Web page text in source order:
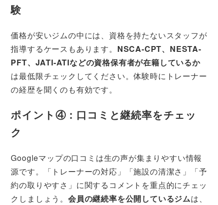
験
価格が安いジムの中には、資格を持たないスタッフが
指導するケースもあります。 NSCA-CPT、NESTA-
PFT、JATI-ATIなどの資格保有者が在籍しているか
は最低限チェックしてください。体験時にトレーナー
の経歴を聞くのも有効です。
ポイント④：口コミと継続率をチェッ
ク
Googleマップの口コミは生の声が集まりやすい情報
源です。「トレーナーの対応」「施設の清潔さ」「予
約の取りやすさ」に関するコメントを重点的にチェッ
クしましょう。 会員の継続率を公開しているジムは、